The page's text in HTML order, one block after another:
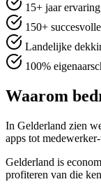
15+ jaar ervaring
150+
Landelijke
100%
Waarom
In Gelderland zien
apps tot
Gelderland is
profiteren van die